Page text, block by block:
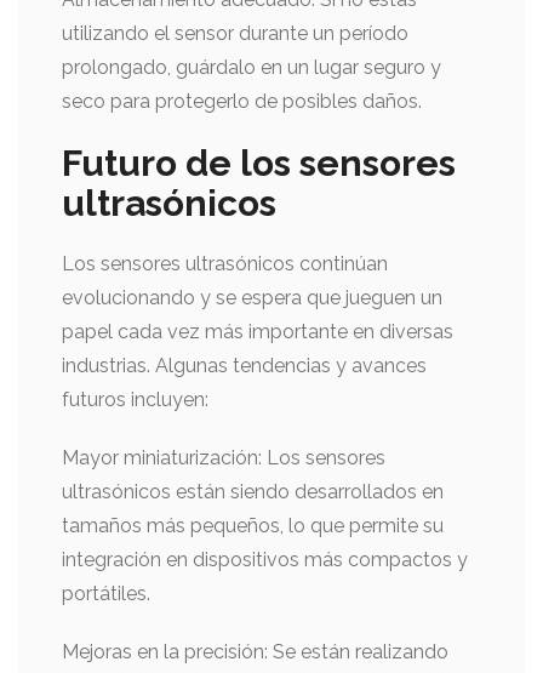
utilizando el sensor durante un período
prolongado, guárdalo en un lugar seguro y
seco para protegerlo de posibles daños.
Futuro de los sensores
ultrasónicos
Los sensores ultrasónicos continúan
evolucionando y se espera que jueguen un
papel cada vez más importante en diversas
industrias. Algunas tendencias y avances
futuros incluyen:
Mayor miniaturización: Los sensores
ultrasónicos están siendo desarrollados en
tamaños más pequeños, lo que permite su
integración en dispositivos más compactos y
portátiles.
Mejoras en la precisión: Se están realizando